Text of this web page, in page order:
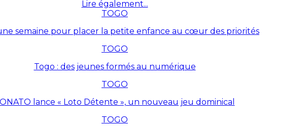
Lire également...
TOGO
semaine pour placer la petite enfance au cœur des priorités
TOGO
Togo : des jeunes formés au numérique
TOGO
lance « Loto Détente », un nouveau jeu dominical
TOGO